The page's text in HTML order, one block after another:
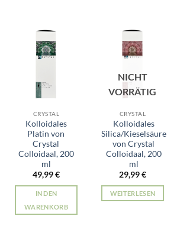
CRYSTAL
Kolloidales
Platin von
Crystal
Colloidaal, 200
ml
49,99€
IN DEN
WARENKORB
NICHT
VORRÄTIG
CRYSTAL
Kolloidales
Silica/Kieselsäure
von Crystal
Colloidaal, 200
ml
29,99€
WEITERLESEN